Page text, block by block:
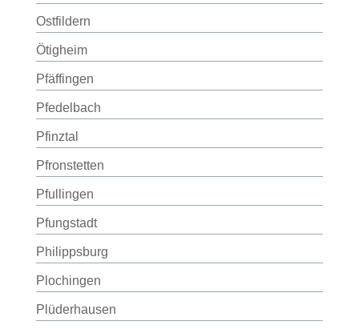
Ostfildern
Ötigheim
Pfäffingen
Pfedelbach
Pfinztal
Pfronstetten
Pfullingen
Pfungstadt
Philippsburg
Plochingen
Plüderhausen